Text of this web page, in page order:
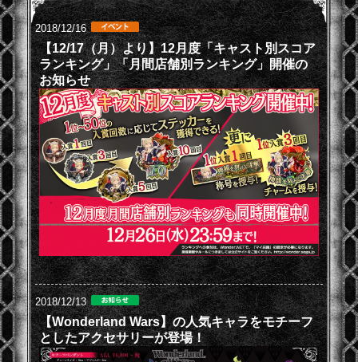
2018/12/16
【12/17（月）より】12月度「キャスト別スコア
ランキング」「月間店舗別ランキング」開催の
お知らせ
2018/12/13
【Wonderland Wars】の人気キャラをモチーフ
としたアクセサリーが登場！